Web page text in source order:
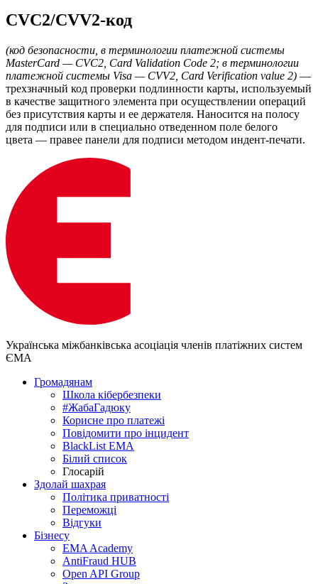
CVC2/CVV2-код
(код безопасности, в терминологии платежной системы
MasterCard — CVС2, Card Validation Code 2; в терминологии
платежной системы Visa — CVV2, Card Verification value 2) —
трехзначный код проверки подлинности карты, используемый
в качестве защитного элемента при осуществлении операций
без присутствия карты и ее держателя. Наносится на полосу
для подписи или в специально отведенном поле белого
цвета — правее панели для подписи методом индент-печати.
Українська міжбанківська асоціація членів платіжних систем
ЄМА
Громадянам
Школа кібербезпеки
#ЖабаГадюку
Корисне про платежі
Повідомити про інцидент
BlackList EMA
Білий список
Глосарій
Здолай шахрая
Політика приватності
Переможцi
Відгуки
Бізнесу
EMA Academy
AntiFraud HUB
Open API Group